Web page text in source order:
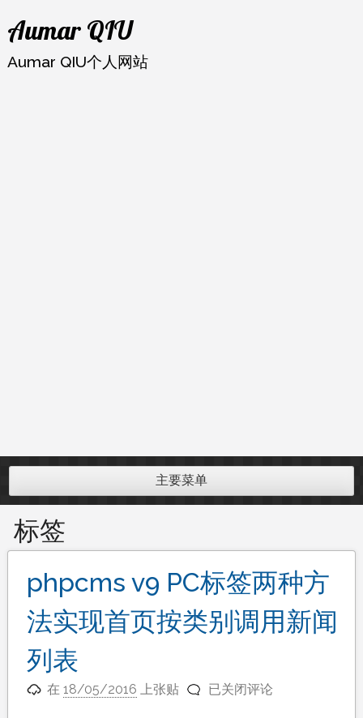
至
内
Aumar QIU
Aumar QIU个人网站
主要菜单
标签
phpcms v9 PC标签两种方
法实现首页按类别调用新闻
列表
在18/05/2016 上张贴
phpcms
已关闭评论